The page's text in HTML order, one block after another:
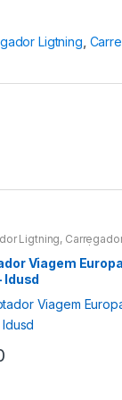
Ligtning
Ligtning,
Type-C
UPS/
Viagem
Idusd